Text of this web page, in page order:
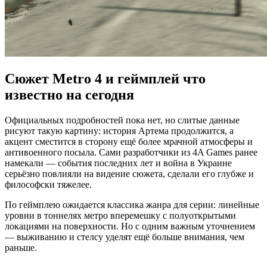
Сюжет Metro 4 и геймплей что
известно на сегодня
Официальных подробностей пока нет, но слитые данные
рисуют такую картину: история Артема продолжится, а
акцент сместится в сторону ещё более мрачной атмосферы и
антивоенного посыла. Сами разработчики из 4A Games ранее
намекали — события последних лет и война в Украине
серьёзно повлияли на видение сюжета, сделали его глубже и
философски тяжелее.
По геймплею ожидается классика жанра для серии: линейные
уровни в тоннелях метро вперемешку с полуоткрытыми
локациями на поверхности. Но с одним важным уточнением
— выживанию и стелсу уделят ещё больше внимания, чем
раньше.